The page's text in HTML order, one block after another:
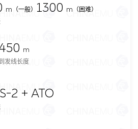
m （一般） 1300 m（困难）
m
发线长度
2 + ATO